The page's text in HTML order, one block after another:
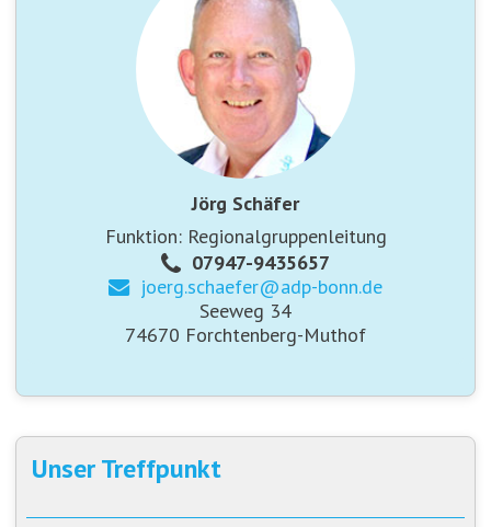
Jörg Schäfer
Funktion: Regionalgruppenleitung
07947-9435657
joerg.schaefer@adp-bonn.de
Seeweg 34
74670 Forchtenberg-Muthof
Unser Treffpunkt